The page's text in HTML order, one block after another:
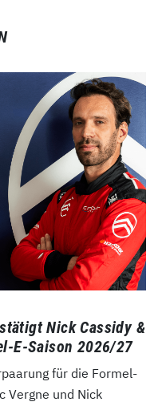
Nick Cassidy &
E-Saison 2026/27
für die Formel-
Vergne und Nick